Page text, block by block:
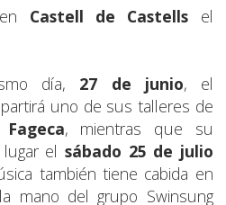
Castell de Castells el
día, 27 de junio, el
uno de sus talleres de
Fageca, mientras que su
el sábado 25 de julio
también tiene cabida en
mano del grupo Swinsung